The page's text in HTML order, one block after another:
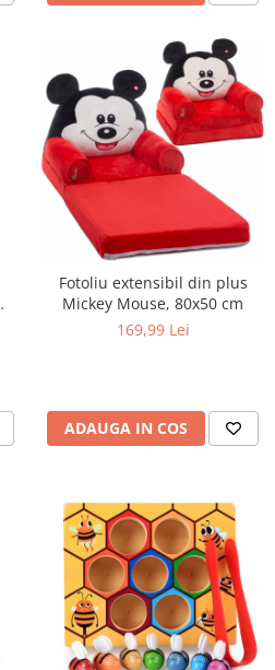
Fotoliu extensibil din plus
Mickey Mouse, 80x50 cm
169,99 Lei
ADAUGA IN COS